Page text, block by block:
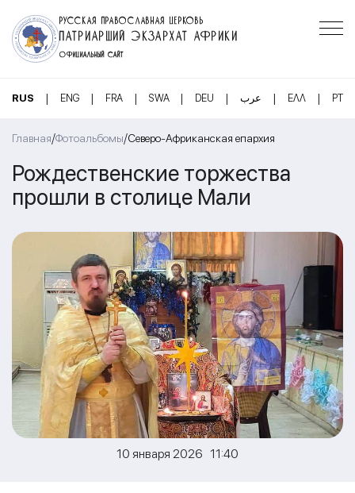
РУССКАЯ ПРАВОСЛАВНАЯ ЦЕРКОВЬ
ПАТРИАРШИЙ ЭКЗАРХАТ АФРИКИ
ОФИЦИАЛЬНЫЙ САЙТ
RUS | ENG | FRA | SWA | DEU | عرب | ΕΛΛ | PT
Главная/Фотоальбомы/Северо-Африканская епархия
Рождественские торжества
прошли в столице Мали
10 января 2026 11:40